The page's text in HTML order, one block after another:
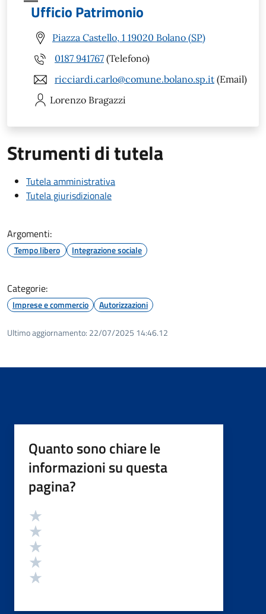
Ufficio Patrimonio
Piazza Castello, 1 19020 Bolano (SP)
0187 941767 (Telefono)
ricciardi.carlo@comune.bolano.sp.it (Email)
Lorenzo Bragazzi
Strumenti di tutela
Tutela amministrativa
Tutela giurisdizionale
Argomenti:
Tempo libero Integrazione sociale
Categorie:
Imprese e commercio Autorizzazioni
Ultimo aggiornamento: 22/07/2025 14:46.12
Quanto sono chiare le
informazioni su questa
pagina?
Valutazione